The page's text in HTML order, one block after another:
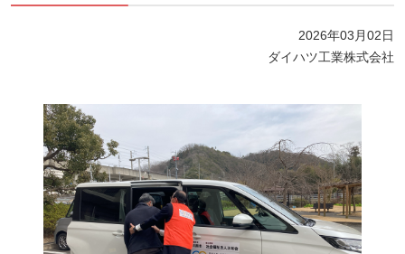
2026年03月02日
ダイハツ工業株式会社